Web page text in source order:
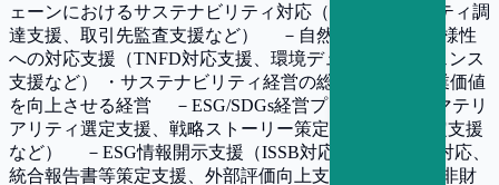
ェーンにおけるサステナビリティ対応（サステナビリティ調
達支援、取引先監査支援など） －自然資本・生物多様性
への対応支援（TNFD対応支援、環境デューディリジェンス
支援など） ・サステナビリティ経営の総合支援 ～ 企業価値
を向上させる経営 －ESG/SDGs経営プロセス支援（マテリ
アリティ選定支援、戦略ストーリー策定支援、KPI設定支援
など） －ESG情報開示支援（ISSB対応・欧州CSRD対応、
統合報告書等策定支援、外部評価向上支援など） －非財